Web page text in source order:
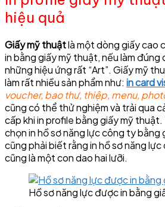
hiệu quả
Giấy mỹ thuậtlà một dòng giấy cao
in bằng giấy mỹ thuật, nếu làm đúng
những hiệu ứng rất “Art”. Giấy mỹ
làm rất nhiều sản phẩm như: in card
voucher, bao thư, thiệp, menu,
cũng có thể thử nghiệm và trải qua
cấp khi in profile bằng giấy mỹ
chọn in hồ sơ năng lực công ty bằng
cũng phải biết rằng in hồ sơ năng
cũng là một con dao hai lưỡi.
Hồ sơ năng lực được in bằng